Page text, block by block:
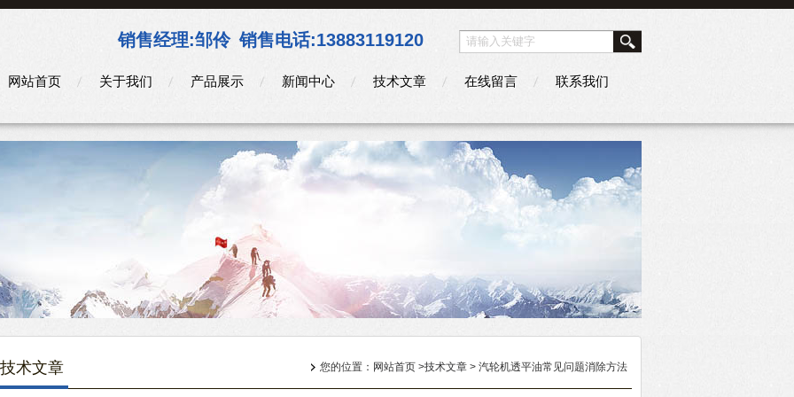
销售经理:邹伶 销售电话:13883119120
网站首页 关于我们 产品展示 新闻中心 技术文章 在线留言 联系我们
技术文章 您的位置： 网站首页 >技术文章 > 汽轮机透平油常见问题消除方法